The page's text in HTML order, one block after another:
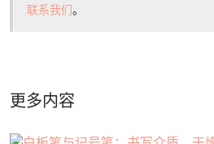
联系我们。
更多内容